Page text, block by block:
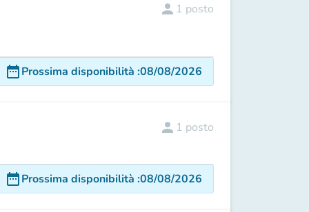
person 1 posto
date_rangeProssima disponibilità :08/08/2026
person 1 posto
date_rangeProssima disponibilità :08/08/2026